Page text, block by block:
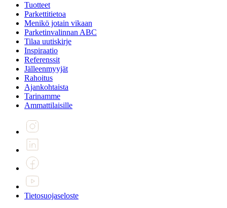
Tuotteet
Parkettitietoa
Menikö jotain vikaan
Parketinvalinnan ABC
Tilaa uutiskirje
Inspiraatio
Referenssit
Jälleenmyyjät
Rahoitus
Ajankohtaista
Tarinamme
Ammattilaisille
Tietosuojaseloste